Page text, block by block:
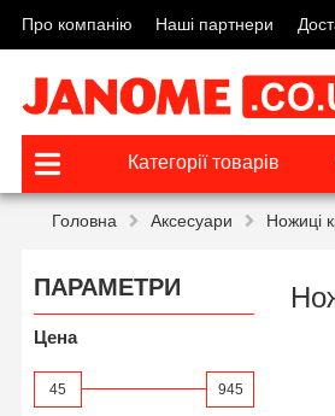
Про компанію Наші партнери
Категорії товарів
Головна Аксесуари Ножиці
ПАРАМЕТРИ
Цена
45 945